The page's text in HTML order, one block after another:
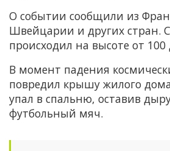
О событии сообщили из
Швейцарии и других стран.
происходил на высоте от 100
В момент падения
повредил крышу жилого
упал в спальню, оставив
футбольный мяч.